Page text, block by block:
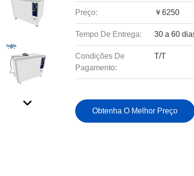
Preço: ￥6250
Tempo De Entrega: 30 a 60
Condições De
Pagamento:
T/T
Obtenha O Melhor Preço